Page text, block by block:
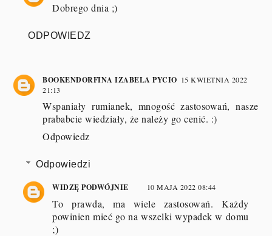
Dobrego dnia ;)
ODPOWIEDZ
BOOKENDORFINA IZABELA PYCIO 15 KWIETNIA 2022
21:13
Wspaniały rumianek, mnogość zastosowań, nasze
prababcie wiedziały, że należy go cenić. :)
Odpowiedz
Odpowiedzi
WIDZĘ PODWÓJNIE 10 MAJA 2022 08:44
To prawda, ma wiele zastosowań. Każdy
powinien mieć go na wszelki wypadek w domu
;)